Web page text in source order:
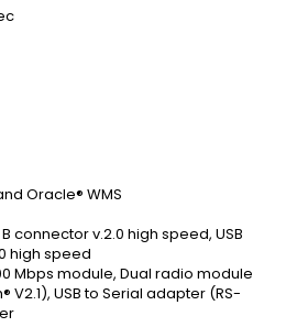
Oracle® WMS
connector v.2.0 high speed, USB
high speed
Mbps module, Dual radio module
V2.1), USB to Serial adapter (RS-